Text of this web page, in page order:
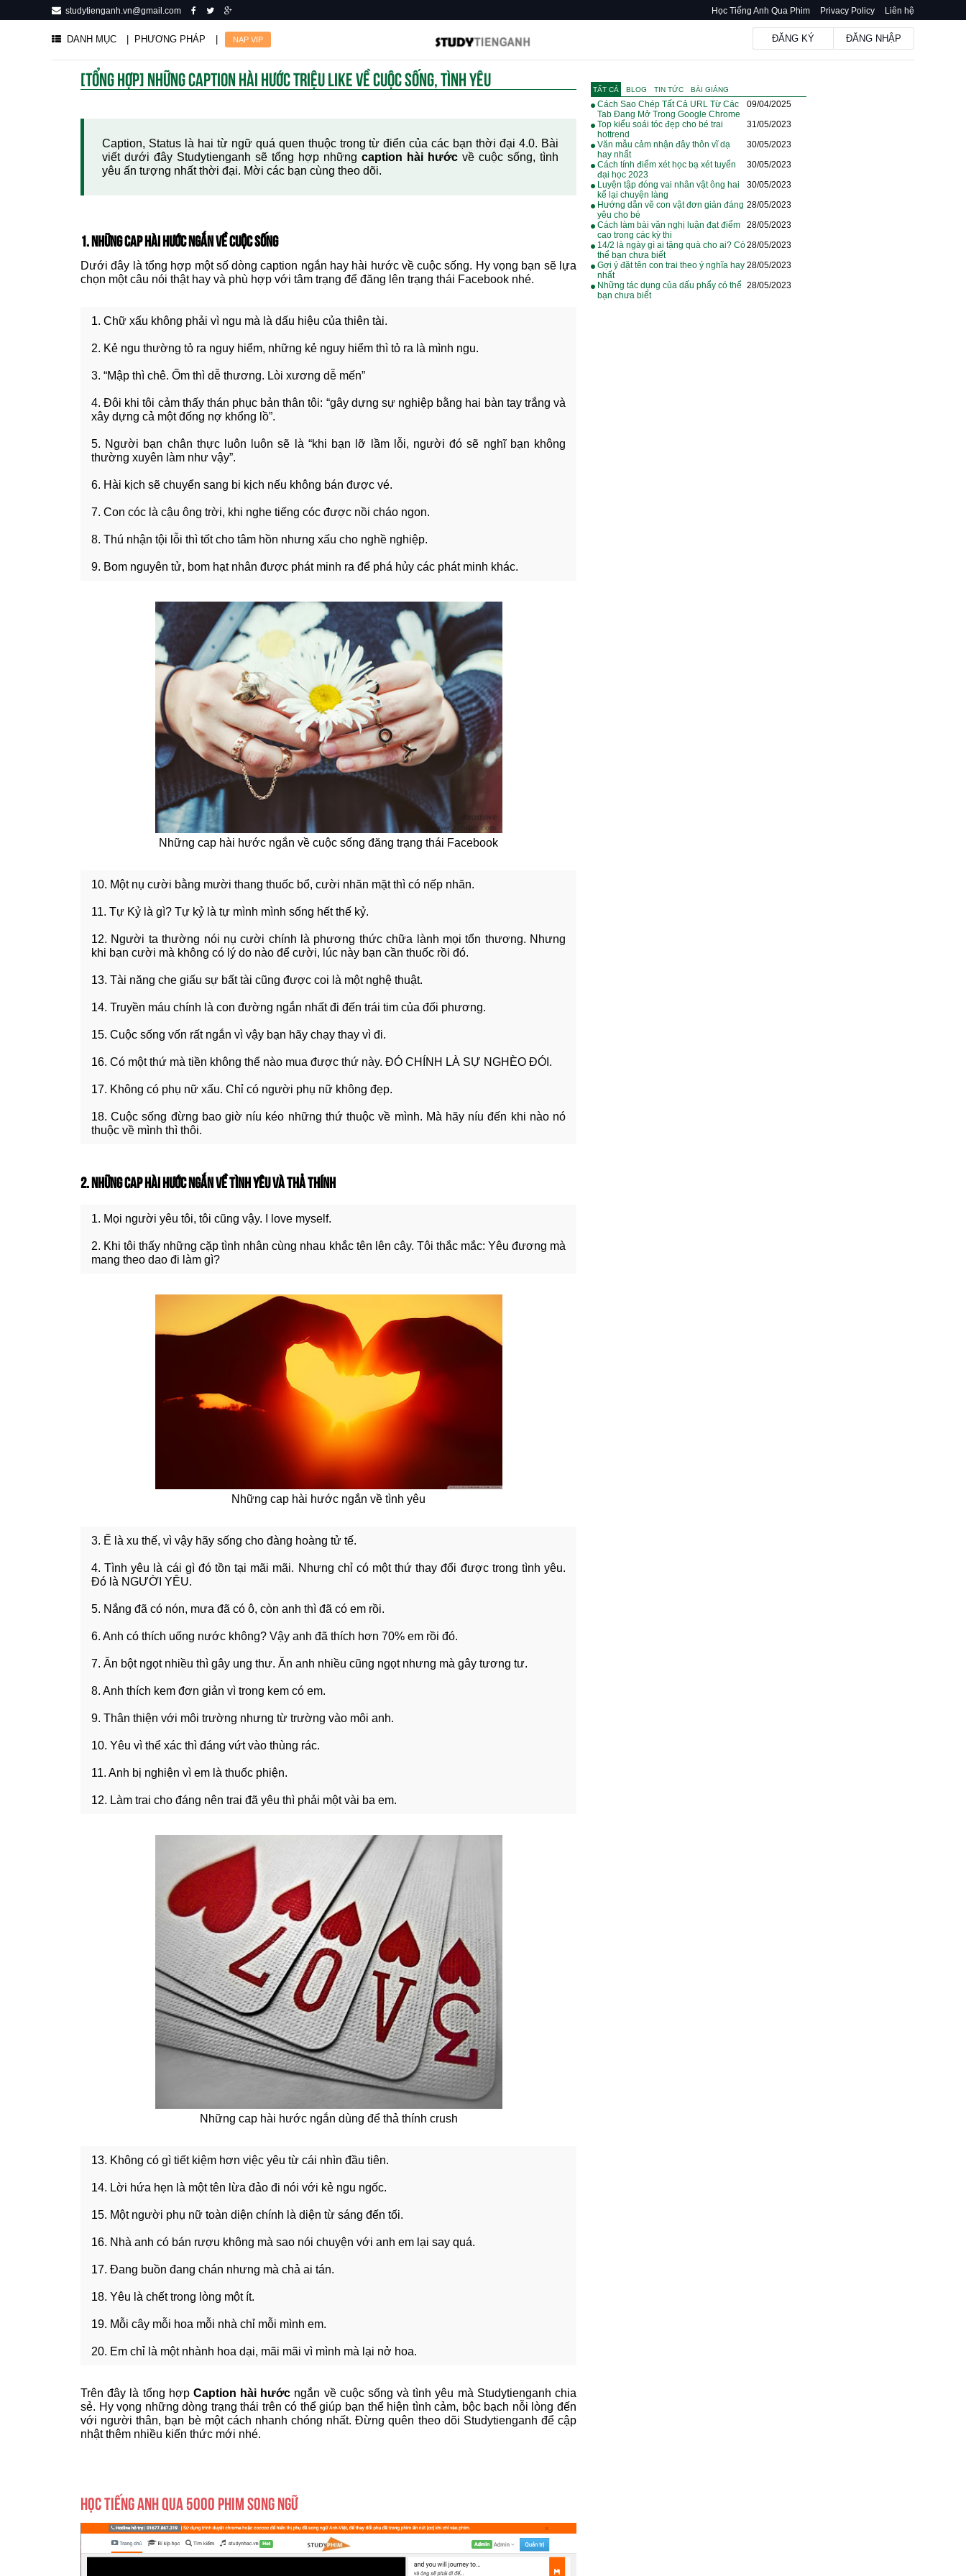
studytienganh.vn@gmail.com Học Tiếng Anh Qua Phim Privacy Policy Liên hệ
DANH MỤC | PHƯƠNG PHÁP NẠP VIP ĐĂNG KÝ ĐĂNG NHẬP
[TỔNG HỢP] NHỮNG CAPTION HÀI HƯỚC TRIỆU LIKE VỀ CUỘC SỐNG, TÌNH YÊU
Caption, Status là hai từ ngữ quá quen thuộc trong từ điển của các bạn thời đại 4.0. Bài
viết dưới đây Studytienganh sẽ tổng hợp những caption hài hước về cuộc sống, tình
yêu ấn tượng nhất thời đại. Mời các bạn cùng theo dõi.
1. NHỮNG CAP HÀI HƯỚC NGẮN VỀ CUỘC SỐNG
Dưới đây là tổng hợp một số dòng caption ngắn hay hài hước về cuộc sống. Hy vọng bạn sẽ lựa
chọn một câu nói thật hay và phù hợp với tâm trạng để đăng lên trạng thái Facebook nhé.
1. Chữ xấu không phải vì ngu mà là dấu hiệu của thiên tài.
2. Kẻ ngu thường tỏ ra nguy hiểm, những kẻ nguy hiểm thì tỏ ra là mình ngu.
3. “Mập thì chê. Ốm thì dễ thương. Lòi xương dễ mến”
4. Đôi khi tôi cảm thấy thán phục bản thân tôi: “gây dựng sự nghiệp bằng hai bàn tay trắng và
xây dựng cả một đống nợ khổng lồ”.
5. Người bạn chân thực luôn luôn sẽ là “khi bạn lỡ lầm lỗi, người đó sẽ nghĩ bạn không
thường xuyên làm như vậy”.
6. Hài kịch sẽ chuyển sang bi kịch nếu không bán được vé.
7. Con cóc là cậu ông trời, khi nghe tiếng cóc được nồi cháo ngon.
8. Thú nhận tội lỗi thì tốt cho tâm hồn nhưng xấu cho nghề nghiệp.
9. Bom nguyên tử, bom hạt nhân được phát minh ra để phá hủy các phát minh khác.
Những cap hài hước ngắn về cuộc sống đăng trạng thái Facebook
10. Một nụ cười bằng mười thang thuốc bổ, cười nhăn mặt thì có nếp nhăn.
11. Tự Kỷ là gì? Tự kỷ là tự mình mình sống hết thế kỷ.
12. Người ta thường nói nụ cười chính là phương thức chữa lành mọi tổn thương. Nhưng
khi bạn cười mà không có lý do nào để cười, lúc này bạn cần thuốc rồi đó.
13. Tài năng che giấu sự bất tài cũng được coi là một nghệ thuật.
14. Truyền máu chính là con đường ngắn nhất đi đến trái tim của đối phương.
15. Cuộc sống vốn rất ngắn vì vậy bạn hãy chạy thay vì đi.
16. Có một thứ mà tiền không thể nào mua được thứ này. ĐÓ CHÍNH LÀ SỰ NGHÈO ĐÓI.
17. Không có phụ nữ xấu. Chỉ có người phụ nữ không đẹp.
18. Cuộc sống đừng bao giờ níu kéo những thứ thuộc về mình. Mà hãy níu đến khi nào nó
thuộc về mình thì thôi.
2. NHỮNG CAP HÀI HƯỚC NGẮN VỀ TÌNH YÊU VÀ THẢ THÍNH
1. Mọi người yêu tôi, tôi cũng vậy. I love myself.
2. Khi tôi thấy những cặp tình nhân cùng nhau khắc tên lên cây. Tôi thắc mắc: Yêu đương mà
mang theo dao đi làm gì?
Những cap hài hước ngắn về tình yêu
3. Ế là xu thế, vì vậy hãy sống cho đàng hoàng tử tế.
4. Tình yêu là cái gì đó tồn tại mãi mãi. Nhưng chỉ có một thứ thay đổi được trong tình yêu.
Đó là NGƯỜI YÊU.
5. Nắng đã có nón, mưa đã có ô, còn anh thì đã có em rồi.
6. Anh có thích uống nước không? Vậy anh đã thích hơn 70% em rồi đó.
7. Ăn bột ngọt nhiều thì gây ung thư. Ăn anh nhiều cũng ngọt nhưng mà gây tương tư.
8. Anh thích kem đơn giản vì trong kem có em.
9. Thân thiện với môi trường nhưng từ trường vào môi anh.
10. Yêu vì thể xác thì đáng vứt vào thùng rác.
11. Anh bị nghiện vì em là thuốc phiện.
12. Làm trai cho đáng nên trai đã yêu thì phải một vài ba em.
Những cap hài hước ngắn dùng để thả thính crush
13. Không có gì tiết kiệm hơn việc yêu từ cái nhìn đầu tiên.
14. Lời hứa hẹn là một tên lừa đảo đi nói với kẻ ngu ngốc.
15. Một người phụ nữ toàn diện chính là diện từ sáng đến tối.
16. Nhà anh có bán rượu không mà sao nói chuyện với anh em lại say quá.
17. Đang buồn đang chán nhưng mà chả ai tán.
18. Yêu là chết trong lòng một ít.
19. Mỗi cây mỗi hoa mỗi nhà chỉ mỗi mình em.
20. Em chỉ là một nhành hoa dại, mãi mãi vì mình mà lại nở hoa.
Trên đây là tổng hợp Caption hài hước ngắn về cuộc sống và tình yêu mà Studytienganh chia
sẻ. Hy vọng những dòng trạng thái trên có thể giúp bạn thể hiện tình cảm, bộc bạch nỗi lòng đến
với người thân, bạn bè một cách nhanh chóng nhất. Đừng quên theo dõi Studytienganh để cập
nhật thêm nhiều kiến thức mới nhé.
HỌC TIẾNG ANH QUA 5000 PHIM SONG NGỮ
TẤT CẢ BLOG TIN TỨC BÀI GIẢNG
Cách Sao Chép Tất Cả URL Từ Các
Tab Đang Mở Trong Google Chrome
09/04/2025
Top kiểu soái tóc đẹp cho bé trai
hottrend
31/05/2023
Văn mẫu cảm nhận đây thôn vĩ dạ
hay nhất
30/05/2023
Cách tính điểm xét học bạ xét tuyển
đại học 2023
30/05/2023
Luyện tập đóng vai nhân vật ông hai
kể lại chuyện làng
30/05/2023
Hướng dẫn vẽ con vật đơn giản đáng
yêu cho bé
28/05/2023
Cách làm bài văn nghị luận đạt điểm
cao trong các kỳ thi
28/05/2023
14/2 là ngày gì ai tặng quà cho ai? Có
thể bạn chưa biết
28/05/2023
Gợi ý đặt tên con trai theo ý nghĩa hay
nhất
28/05/2023
Những tác dụng của dấu phẩy có thể
bạn chưa biết
28/05/2023